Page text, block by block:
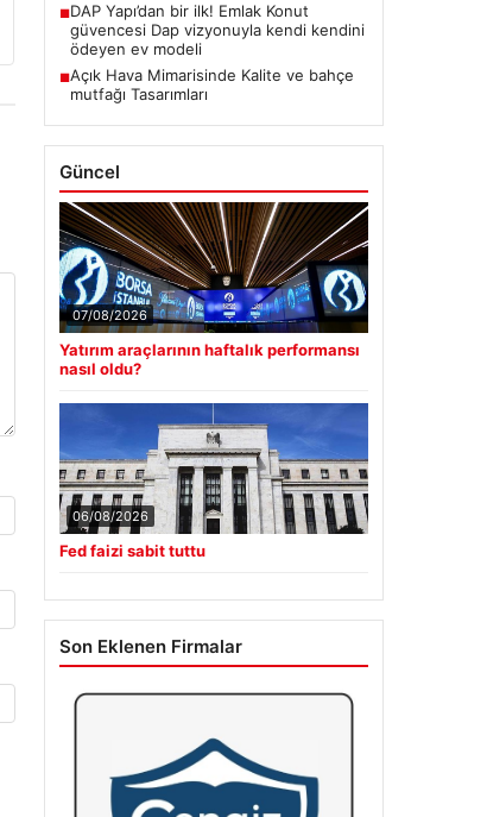
■DAP Yapı’dan bir ilk! Emlak Konut
güvencesi Dap vizyonuyla kendi kendini
ödeyen ev modeli
■Açık Hava Mimarisinde Kalite ve bahçe
mutfağı Tasarımları
Güncel
07/08/2026
Yatırım araçlarının haftalık performansı
nasıl oldu?
06/08/2026
Fed faizi sabit tuttu
Son Eklenen Firmalar